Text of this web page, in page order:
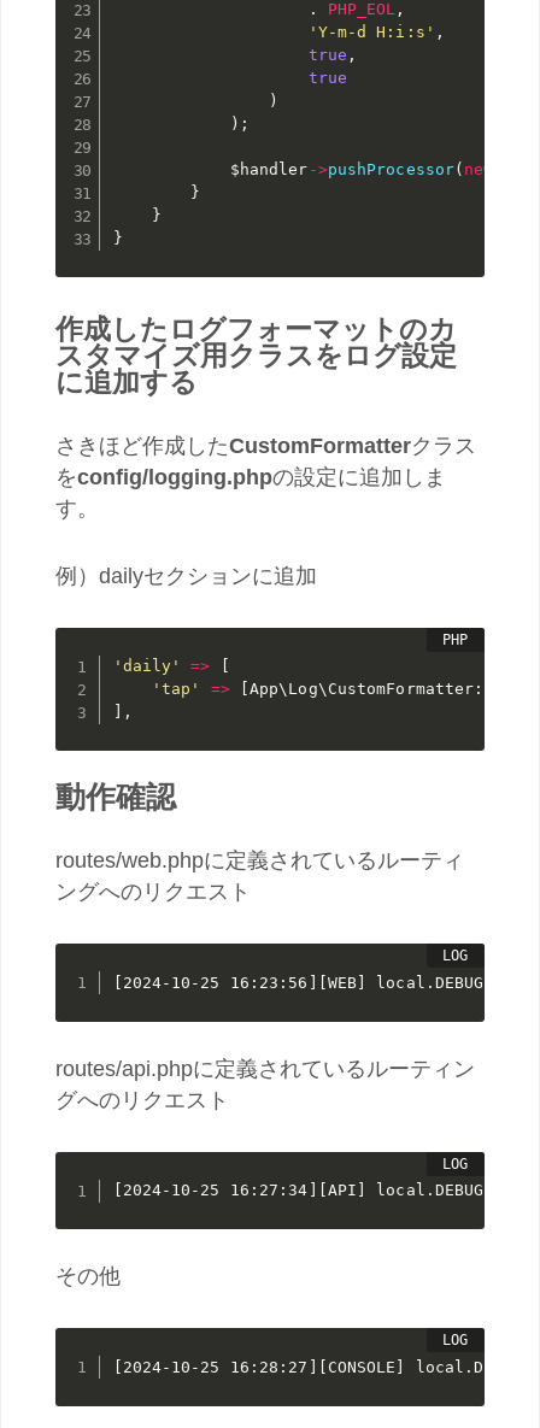
. PHP_EOL ,
'Y-m-d H:i:s' ,
true ,
true
)
) ;
$handler ->pushProcessor( new
}
}
}
作成したログフォーマットのカ
スタマイズ用クラスをログ設定
に追加する
さきほど作成したCustomFormatterクラス
をconfig/logging.phpの設定に追加しま
す。
例）dailyセクションに追加
'daily' =>
'tap'
=> App\ Log\ CustomFormatter :
,
動作確認
routes/web.phpに定義されているルーティ
ングへのリクエスト
[2024-10-25 16:23:56][WEB] local.DEBUG: ログ
routes/api.phpに定義されているルーティン
グへのリクエスト
[2024-10-25 16:27:34][API] local.DEBUG: ログ
その他
[2024-10-25 16:28:27][CONSOLE] local.DEBUG: